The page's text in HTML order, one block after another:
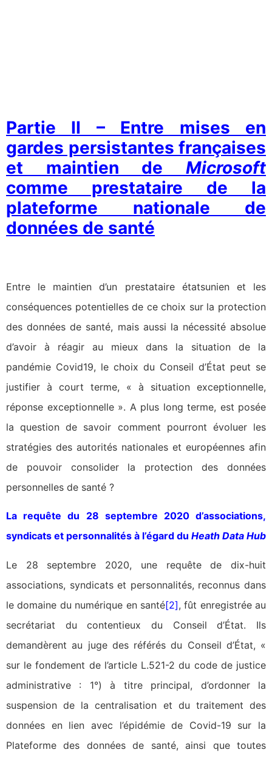
Partie II – Entre mises en
gardes persistantes françaises
et maintien de Microsoft
comme prestataire de la
plateforme nationale de
données de santé
Entre le maintien d’un prestataire étatsunien et les
conséquences potentielles de ce choix sur la protection
des données de santé, mais aussi la nécessité absolue
d’avoir à réagir au mieux dans la situation de la
pandémie Covid19, le choix du Conseil d’État peut se
justifier à court terme, « à situation exceptionnelle,
réponse exceptionnelle ». A plus long terme, est posée
la question de savoir comment pourront évoluer les
stratégies des autorités nationales et européennes afin
de pouvoir consolider la protection des données
personnelles de santé ?
La requête du 28 septembre 2020 d’associations,
syndicats et personnalités à l’égard du Heath Data Hub
Le 28 septembre 2020, une requête de dix-huit
associations, syndicats et personnalités, reconnus dans
le domaine du numérique en santé[2], fût enregistrée au
secrétariat du contentieux du Conseil d’État. Ils
demandèrent au juge des référés du Conseil d’État, «
sur le fondement de l’article L.521-2 du code de justice
administrative : 1°) à titre principal, d’ordonner la
suspension de la centralisation et du traitement des
données en lien avec l’épidémie de Covid-19 sur la
Plateforme des données de santé, ainsi que toutes